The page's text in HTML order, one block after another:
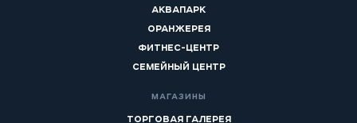
АКВАПАРК
ОРАНЖЕРЕЯ
ФИТНЕС-ЦЕНТР
СЕМЕЙНЫЙ ЦЕНТР
МАГАЗИНЫ
ТОРГОВАЯ ГАЛЕРЕЯ